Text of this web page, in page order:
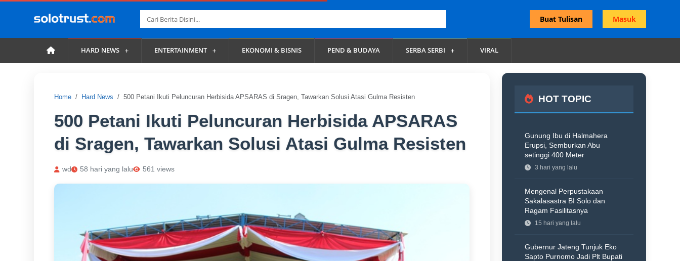
Masuk
Buat Tulisan
HARD NEWS ENTERTAINMENT EKONOMI & BISNIS PEND & BUDAYA SERBA SERBI VIRAL
Home Hard News 500 Petani Ikuti Peluncuran Herbisida APSARAS di Sragen, Tawarkan Solusi Atasi Gulma Resisten
500 Petani Ikuti Peluncuran Herbisida APSARAS
di Sragen, Tawarkan Solusi Atasi Gulma Resisten
wd 58 hari yang lalu 561 views
HOT TOPIC
Gunung Ibu di Halmahera
Erupsi, Semburkan Abu
setinggi 400 Meter
3 hari yang lalu
Mengenal Perpustakaan
Sakalasastra BI Solo dan
Ragam Fasilitasnya
15 hari yang lalu
Gubernur Jateng Tunjuk Eko
Sapto Purnomo Jadi Plt Bupati